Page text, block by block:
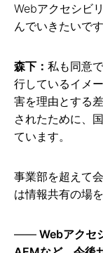
Webアクセシビ
んでいきたいです
森下： 私も同意
行しているイメ
害を理由とする
されたために、
ています。
事業部を超えて
は情報共有の場
Webアクセ